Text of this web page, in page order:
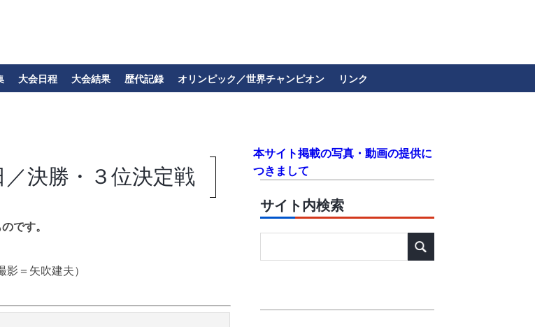
大会日程 大会結果 歴代記録 オリンピック／世界チャンピオン リンク
／決勝・３位決定戦
です。
影＝矢吹建夫）
本サイト掲載の写真・動画の提供に
つきまして
サイト内検索